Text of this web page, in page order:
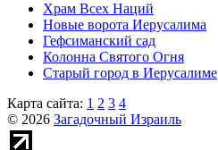
Храм Всех Наций
Новые ворота Иерусалима
Гефсиманский сад
Колонна Святого Огня
Старый город в Иерусалиме
Карта сайта: 1 2 3 4
© 2026 Загадочный Израиль